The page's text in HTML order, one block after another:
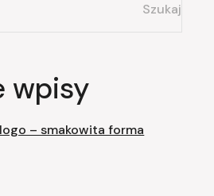
Szukaj
wpisy
– smakowita forma